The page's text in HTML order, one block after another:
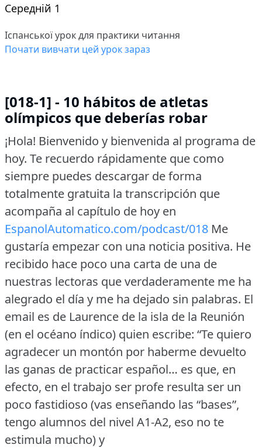
Середній 1
Іспанської урок для практики читання
Почати вивчати цей урок зараз
[018-1] - 10 hábitos de atletas
olímpicos que deberías robar
¡Hola! Bienvenido y bienvenida al programa de
hoy. Te recuerdo rápidamente que como
siempre puedes descargar de forma
totalmente gratuita la transcripción que
acompaña al capítulo de hoy en
EspanolAutomatico.com/podcast/018 Me
gustaría empezar con una noticia positiva. He
recibido hace poco una carta de una de
nuestras lectoras que verdaderamente me ha
alegrado el día y me ha dejado sin palabras. El
email es de Laurence de la isla de la Reunión
(en el océano índico) quien escribe: “Te quiero
agradecer un montón por haberme devuelto
las ganas de practicar español… es que, en
efecto, en el trabajo ser profe resulta ser un
poco fastidioso (vas enseñando las “bases”,
tengo alumnos del nivel A1-A2, eso no te
estimula mucho) y